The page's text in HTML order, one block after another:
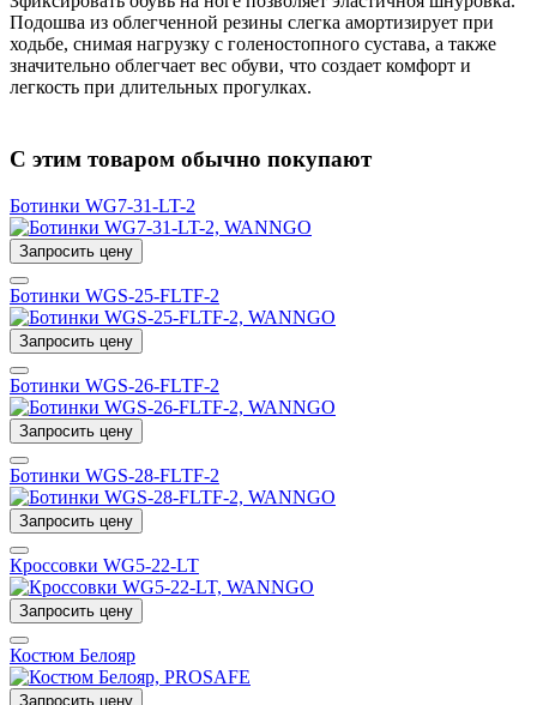
Подошва из облегченной резины слегка амортизирует при
ходьбе, снимая нагрузку с голеностопного сустава, а также
значительно облегчает вес обуви, что создает комфорт и
легкость при длительных прогулках.
С этим товаром обычно покупают
Ботинки WG7-31-LT-2
Запросить цену
Ботинки WGS-25-FLTF-2
Запросить цену
Ботинки WGS-26-FLTF-2
Запросить цену
Ботинки WGS-28-FLTF-2
Запросить цену
Кроссовки WG5-22-LT
Запросить цену
Костюм Белояр
Запросить цену